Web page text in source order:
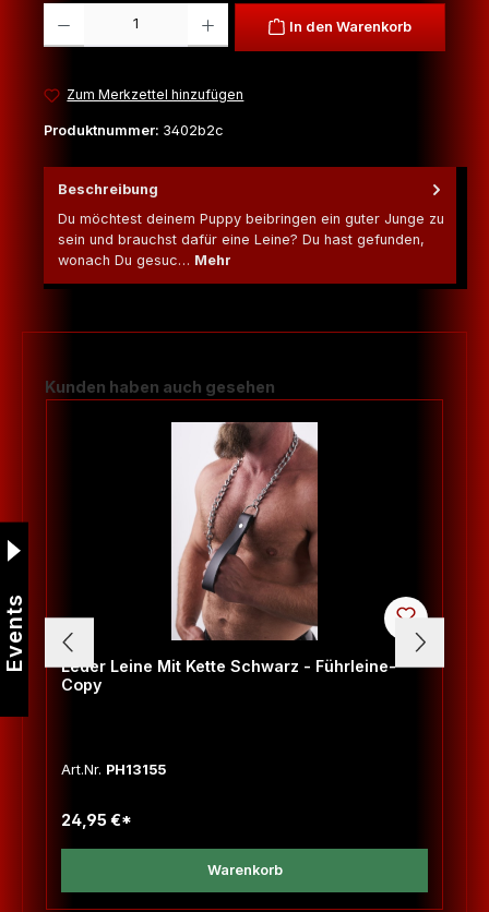
In den Warenkorb
Zum Merkzettel hinzufügen
Produktnummer: 3402b2c
Beschreibung
Du möchtest deinem Puppy beibringen ein guter Junge zu
sein und brauchst dafür eine Leine? Du hast gefunden,
wonach Du gesuc… Mehr
Produktgalerie überspringen
Kunden haben auch gesehen
Leder Leine Mit Kette Schwarz - Führleine-
Copy
Art.Nr. PH13155
24,95 €*
Warenkorb
Events